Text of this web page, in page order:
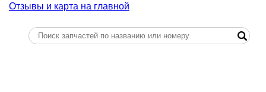
Отзывы и карта на главной